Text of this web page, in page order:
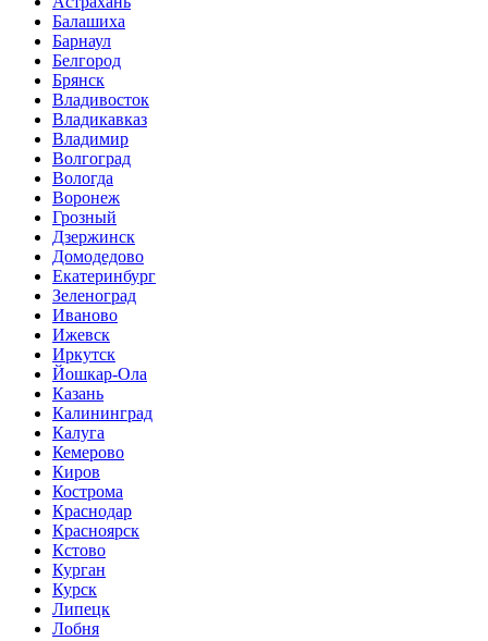
Балашиха
Барнаул
Белгород
Брянск
Владивосток
Владикавказ
Владимир
Волгоград
Вологда
Воронеж
Грозный
Дзержинск
Домодедово
Екатеринбург
Зеленоград
Иваново
Ижевск
Иркутск
Йошкар-Ола
Казань
Калининград
Калуга
Кемерово
Киров
Кострома
Краснодар
Красноярск
Кстово
Курган
Курск
Липецк
Лобня